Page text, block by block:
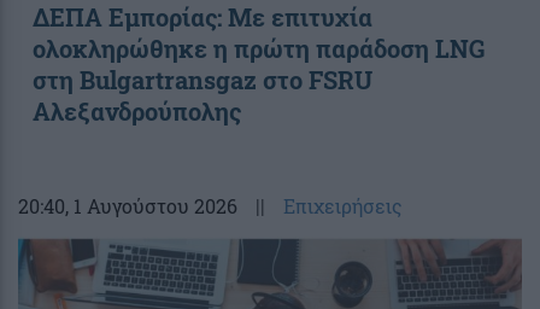
ΔΕΠΑ Εμπορίας: Με επιτυχία
ολοκληρώθηκε η πρώτη παράδοση LNG
στη Bulgartransgaz στο FSRU
Αλεξανδρούπολης
20:40, 1 Αυγούστου 2026 || Επιχειρήσεις